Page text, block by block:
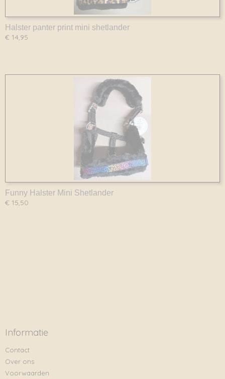
Halster panter print mini shetlander
€ 14,95
Funny Halster Mini Shetlander
€ 15,50
Informatie
Contact
Over ons
Voorwaarden